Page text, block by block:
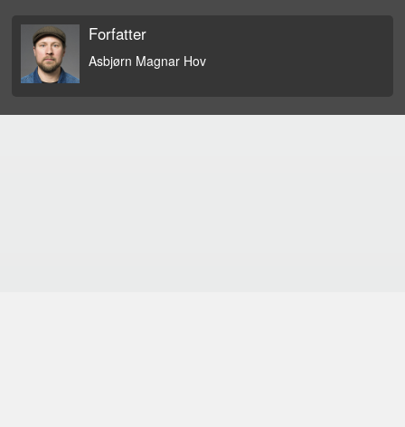
Forfatter
Asbjørn Magnar Hov